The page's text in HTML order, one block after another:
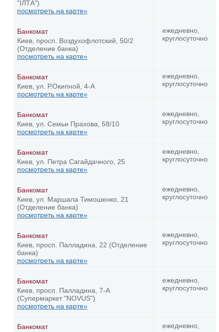
"ІЛТА")
посмотреть на карте»
Банкомат
Киев, просп. Воздухофлотский, 50/2
(Отделение банка)
посмотреть на карте»
ежедневно,
круглосуточно
Банкомат
Киев, ул. Р.Окипной, 4-А
посмотреть на карте»
ежедневно,
круглосуточно
Банкомат
Киев, ул. Семьи Прахова, 58/10
посмотреть на карте»
ежедневно,
круглосуточно
Банкомат
Киев, ул. Петра Сагайдачного, 25
посмотреть на карте»
ежедневно,
круглосуточно
Банкомат
Киев, ул. Маршала Тимошенко, 21
(Отделение банка)
посмотреть на карте»
ежедневно,
круглосуточно
Банкомат
Киев, просп. Палладина, 22 (Отделение
банка)
посмотреть на карте»
ежедневно,
круглосуточно
Банкомат
Киев, просп. Палладина, 7-А
(Супермаркет "NOVUS")
посмотреть на карте»
ежедневно,
круглосуточно
Банкомат
ежедневно,